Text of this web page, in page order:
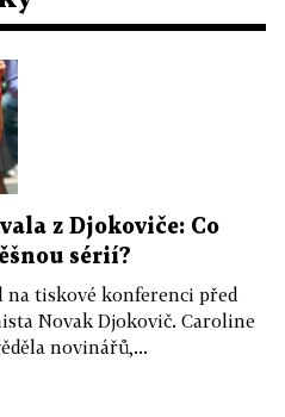
z Djokoviče: Co
sérií?
tiskové konferenci před
Novak Djokovič. Caroline
novinářů,...